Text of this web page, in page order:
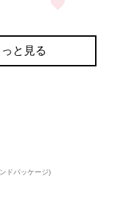
ケース をもっと見る
REDS デニムキーホルダ
と見る
ドパッケージ)